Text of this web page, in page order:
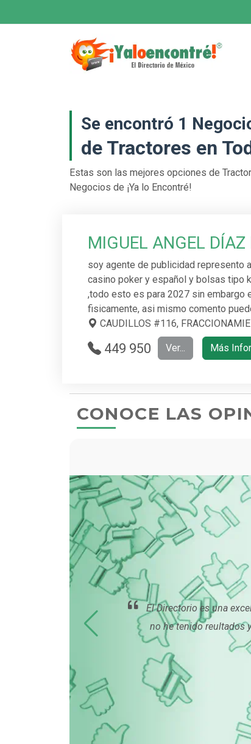
Se encontró 1
de Tractores en
Estas son las mejores opciones de
Negocios de ¡Ya lo Encontré!
MIGUEL ANGEL
soy agente de publicidad represento
casino poker y español y bolsas tipo
,todo esto es para 2027 sin embargo
fisicamente, asi mismo comento
CAUDILLOS #116,
449 950
Ver... Más
CONOCE LAS
El Directorio es una
no he tenido reultados